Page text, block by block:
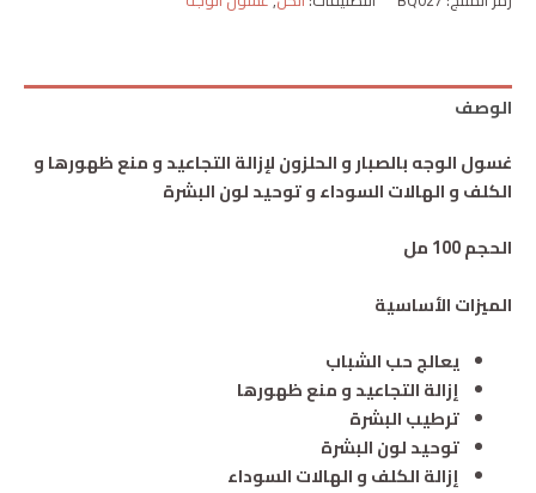
الوصف
غسول الوجه بالصبار و الحلزون لإزالة التجاعيد و منع ظهورها و
الكلف و الهالات السوداء و توحيد لون البشرة
الحجم 100 مل
الميزات الأساسية
يعالج حب الشباب
إزالة التجاعيد و منع ظهورها
ترطيب البشرة
توحيد لون البشرة
إزالة الكلف و الهالات السوداء